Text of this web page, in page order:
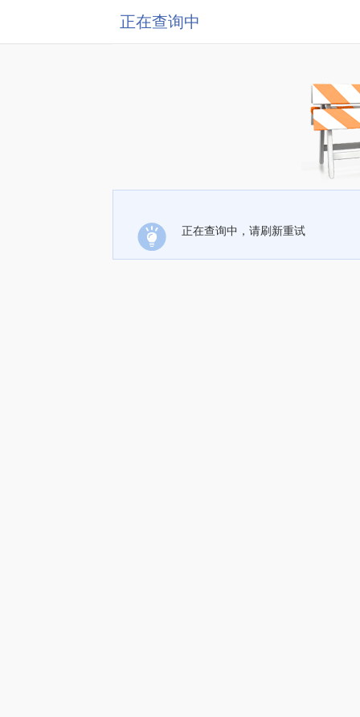
正在查询中
正在查询中，请刷新重试